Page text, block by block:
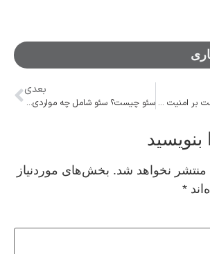
تاکید مدیرعامل روسنفت بر امنیت تامین انرژی چین از روسیه
بعدی
سئو چیست؟ سئو شامل چه مواردی میشوند؟
بنویسید
منتشر نخواهد شد. بخش‌های موردنیاز
*